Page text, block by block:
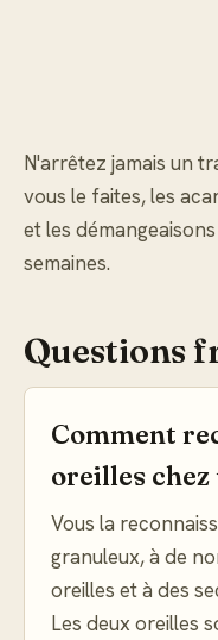
N'arrêtez jamais un
vous le faites, les
et les
semaines.
Questions
Comment
oreilles chez
Vous la
granuleux, à de
oreilles et à des
Les deux oreilles